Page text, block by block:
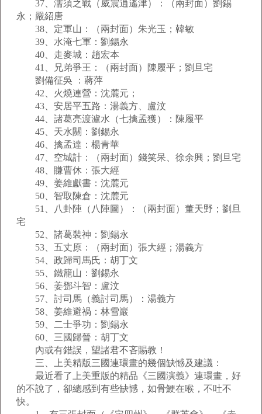
37、濡須之戰（威震逍遙津）：（兩封面）劉錫
永；嚴紹唐
38、定軍山：（兩封面）朱光玉；韓敏
39、水淹七軍：劉錫永
40、走麥城：趙宏本
41、兄弟爭王：（兩封面）陳履平；劉旦宅
劉備征吳 ：蔣萍
42、火燒連營：沈麓元；
43、安居平五路：湯義方、盧汶
44、諸葛亮渡瀘水（七擒孟獲）：陳履平
45、天水關：劉錫永
46、擒孟達：楊青華
47、空城計：（兩封面）錢笑呆、徐余興；劉旦宅
48、賺曹休：張大經
49、姜維獻書：沈麓元
50、智取陳倉：沈麓元
51、八卦陣（八陣圖）：（兩封面）董天野；劉旦
宅
52、諸葛裝神：劉錫永
53、五丈原：（兩封面）張大經；湯義方
54、政歸司馬氏：胡丁文
55、鐵籠山：劉錫永
56、姜鄧斗智：盧汶
57、討司馬（義討司馬）：湯義方
58、姜維避禍：林雪巖
59、二士爭功：劉錫永
60、三國歸晉：胡丁文
內或有錯誤，望諸君不吝賜教！
三、上美精版三國連環畫的幾個缺憾及建議：
最近看了上美重版的精品《三國演義》連環畫，好
的不說了，卻總感到有些缺憾，如骨鯁在喉，不吐不
快。